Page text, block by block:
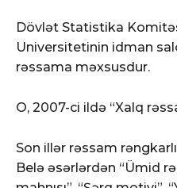
Dövlət Statistika
Universitetinin idman
rəssama məxsusdur.
O, 2007-ci ildə “Xalq
Son illər rəssam
Belə əsərlərdən “Ümid